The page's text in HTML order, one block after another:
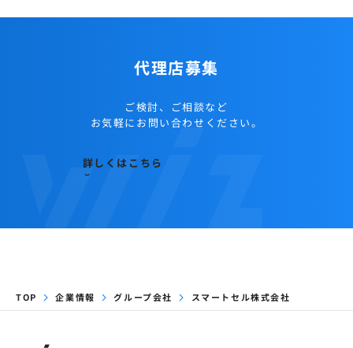
代理店募集
ご検討、ご相談など
お気軽にお問い合わせください。
詳しくはこちら
TOP 企業情報 グループ会社 スマートセル株式会社